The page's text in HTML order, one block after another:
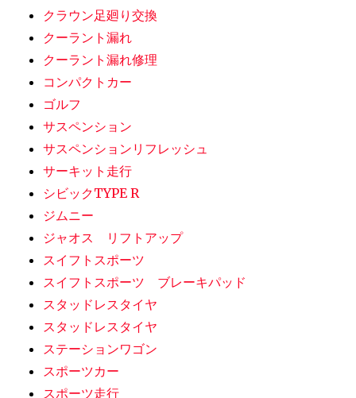
クラウン足廻り交換
クーラント漏れ
クーラント漏れ修理
コンパクトカー
ゴルフ
サスペンション
サスペンションリフレッシュ
サーキット走行
シビックTYPE R
ジムニー
ジャオス リフトアップ
スイフトスポーツ
スイフトスポーツ ブレーキパッド
スタッドレスタイヤ
スタッドレスタイヤ
ステーションワゴン
スポーツカー
スポーツ走行